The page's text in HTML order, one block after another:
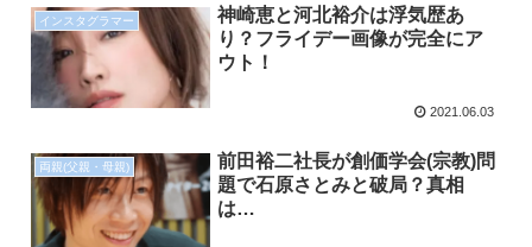
インスタグラマー
神崎恵と河北裕介は浮気歴あ
り？フライデー画像が完全にア
ウト！
2021.06.03
両親(父親・母親)
前田裕二社長が創価学会(宗教)問
題で石原さとみと破局？真相
は…